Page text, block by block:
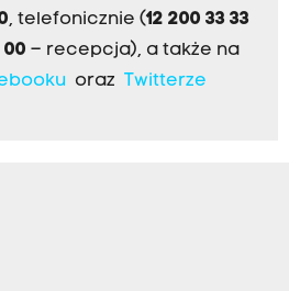
, telefonicznie (12 200 33 33
00 – recepcja), a także na
oraz Twitterze